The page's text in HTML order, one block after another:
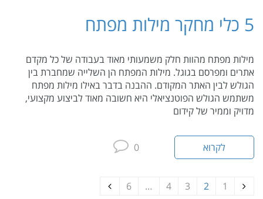
5 כלי מחקר מילות מפתח
מילות מפתח מהוות חלק משמעותי מאוד בעבודה של כל מקדם
אתרים ומפרסם בגוגל. מילות המפתח הן השלייה שמחברת בין
הגולש לבין האתר המקודם. ההבנה בדבר באילו מילות מפתח
משתמש הגולש הפוטנציאלי היא חשובה מאוד לביצוע מקצועי,
מדויק וממיר של קידום
לקרוא 0
1
2
3
4
…
6